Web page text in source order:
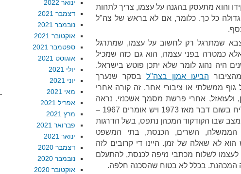
והוא מתעסק בהגנה על עצמו, צריך לתהות
כל כך. כלומר, אם לא בראש של צה"ל
שמתרגל רק לחשוב על עצמו, שמתרגל
כמטרה בפני עצמה, הוא גם כזה שמכיל
היה נהוג לומר שלא יתכן פוטש בישראל.
הביעו אמון בצה"ל בסקר שנערך
ממשלתי או ציבורי אחר. זה קורה אחרי
ולעזאזל, אחרי פרשת מסמך אשכנזי. נראה
שככל שצה"ל נכשל – והוא לא הצליח בשום דבר מאז 1973 ויש אומרים 1967 –
שבו הקודקוד המכהן נתפס, בשל הדרגות
הממשלה, השרים, הכנסת, בתי המשפט
לא שאלה של זמן. היינו די קרובים לזה
הרשה לעצמו לשלוח מכתבי נזיפה לכנסת, להתעלם
המכהנת. בכלל לא בטוח שהסכנה חלפה.
ינואר 2022
דצמבר 2021
נובמבר 2021
אוקטובר 2021
ספטמבר 2021
אוגוסט 2021
יולי 2021
יוני 2021
מאי 2021
אפריל 2021
מרץ 2021
פברואר 2021
ינואר 2021
דצמבר 2020
נובמבר 2020
אוקטובר 2020